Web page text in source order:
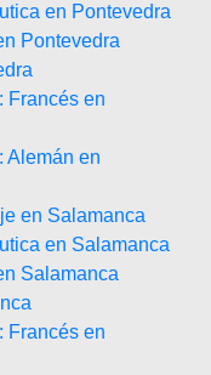
en Pontevedra
Pontevedra
Francés en
Alemán en
en Salamanca
en Salamanca
Salamanca
Francés en